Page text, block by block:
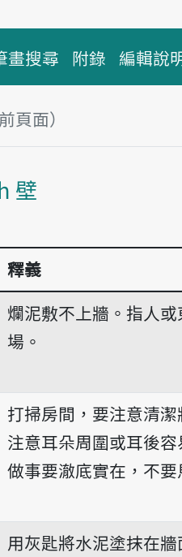
畫搜尋 附錄 編輯說
頁面）
壁
釋義
bē-kôo-tit piah.
爛泥敷不上牆。指人
場。
sàu piah-kak, sé-bīn
打掃房間，要注意清
注意耳朵周圍或耳後
做事要澈底實在，不要
用灰匙將水泥塗抹在